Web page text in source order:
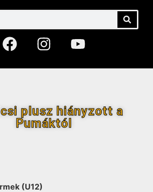
plusz hiányzott a
Pumáktól
(U12)